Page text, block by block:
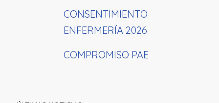
CONSENTIMIENTO
ENFERMERÍA 2026
COMPROMISO PAE